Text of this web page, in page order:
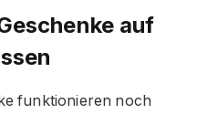
auf
funktionieren noch